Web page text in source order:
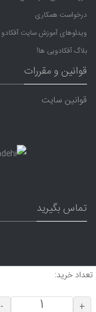
تعداد خرید:
+
-
درخواست همکاری
ویدئوهای آموزش سایت آفکادو
بلاگ آفکادویی ها!
قوانین و مقررات
قوانین سایت
تماس بگیرید